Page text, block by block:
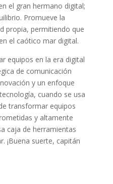
el gran hermano digital;
Promueve la
propia, permitiendo que
el caótico mar digital.
equipos en la era digital
de comunicación
y un enfoque
cuando se usa
transformar equipos
y altamente
caja de herramientas
¡Buena suerte, capitán